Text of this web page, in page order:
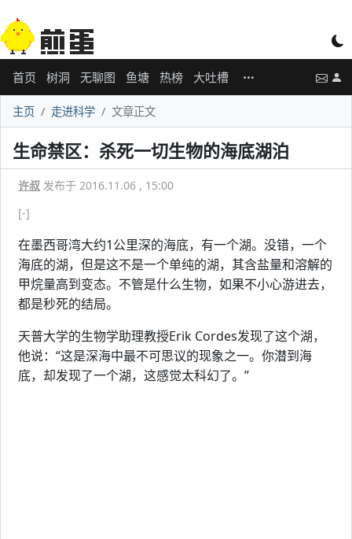
首页 树洞 无聊图 鱼塘 热榜 大吐槽
主页 走进科学 文章正文
生命禁区：杀死一切生物的海底湖泊
许叔 发布于 2016.11.06 , 15:00
[-]
在墨西哥湾大约1公里深的海底，有一个湖。没错，一个
海底的湖，但是这不是一个单纯的湖，其含盐量和溶解的
甲烷量高到变态。不管是什么生物，如果不小心游进去，
都是秒死的结局。
天普大学的生物学助理教授Erik Cordes发现了这个湖，
他说：“这是深海中最不可思议的现象之一。你潜到海
底，却发现了一个湖，这感觉太科幻了。”